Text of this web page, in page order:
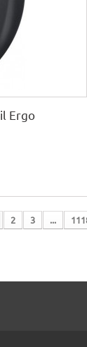
Ergo
2 3 ...